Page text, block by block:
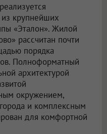
крупнейших
«Эталон». Жилой
рассчитан почти
порядка
Полноформатный
архитектурой
окружением,
и комплексным
для комфортной